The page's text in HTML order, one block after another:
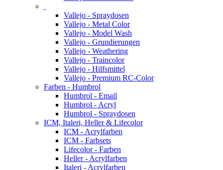
Vallejo - Spraydosen
Vallejo - Metal Color
Vallejo - Model Wash
Vallejo - Grundierungen
Vallejo - Weathering
Vallejo - Traincolor
Vallejo - Hilfsmittel
Vallejo - Premium RC-Color
Farben - Humbrol
Humbrol - Email
Humbrol - Acryl
Humbrol - Spraydosen
ICM, Italeri, Heller & Lifecolor
ICM - Acrylfarben
ICM - Farbsets
Lifecolor - Farben
Heller - Acrylfarben
Italeri - Acrylfarben